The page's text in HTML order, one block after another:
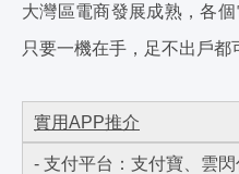
大灣區電商發展成熟，各
只要一機在手，足不出戶都
實用APP推介
- 支付平台：支付寶、雲